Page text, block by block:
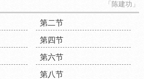
「陈建功」
第二节
第四节
第六节
第八节